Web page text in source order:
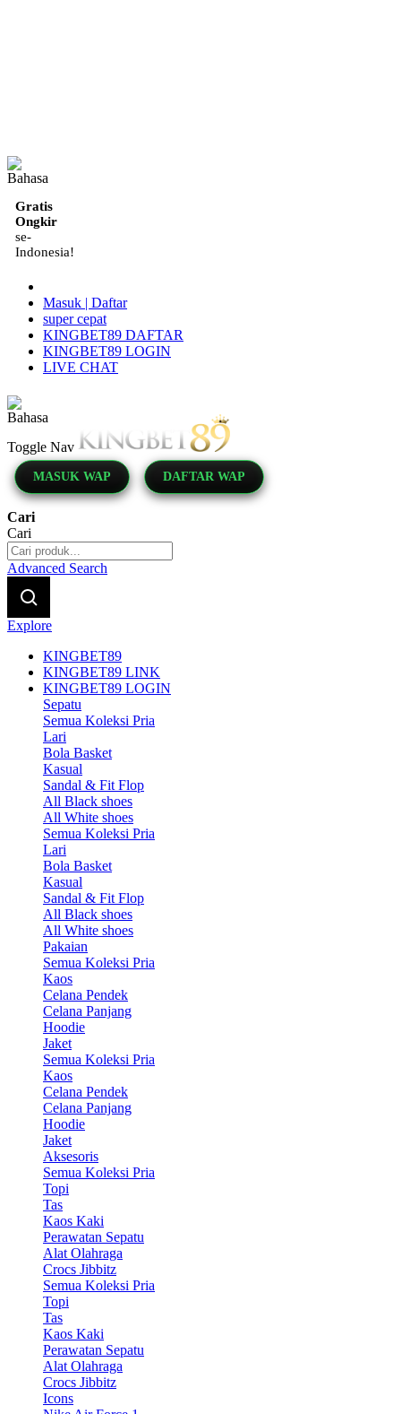
Gratis
Ongkir
se-
Indonesia!
Masuk | Daftar
super cepat
KINGBET89 DAFTAR
KINGBET89 LOGIN
LIVE CHAT
Toggle Nav
MASUK WAP DAFTAR WAP
Cari
Cari
Advanced Search
Explore
KINGBET89
KINGBET89 LINK
KINGBET89 LOGIN
Sepatu
Semua Koleksi Pria
Lari
Bola Basket
Kasual
Sandal & Fit Flop
All Black shoes
All White shoes
Semua Koleksi Pria
Lari
Bola Basket
Kasual
Sandal & Fit Flop
All Black shoes
All White shoes
Pakaian
Semua Koleksi Pria
Kaos
Celana Pendek
Celana Panjang
Hoodie
Jaket
Semua Koleksi Pria
Kaos
Celana Pendek
Celana Panjang
Hoodie
Jaket
Aksesoris
Semua Koleksi Pria
Topi
Tas
Kaos Kaki
Perawatan Sepatu
Alat Olahraga
Crocs Jibbitz
Semua Koleksi Pria
Topi
Tas
Kaos Kaki
Perawatan Sepatu
Alat Olahraga
Crocs Jibbitz
Icons